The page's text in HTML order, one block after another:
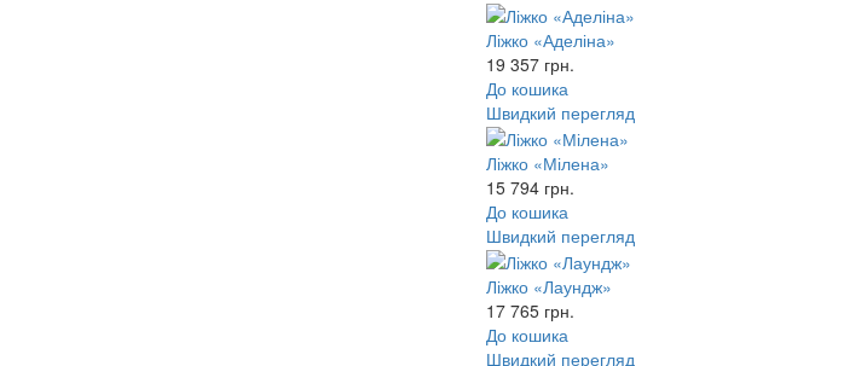
Ліжко «Аделіна»
19 357 грн.
До кошика
Швидкий перегляд
Ліжко «Мілена»
15 794 грн.
До кошика
Швидкий перегляд
Ліжко «Лаундж»
17 765 грн.
До кошика
Швидкий перегляд